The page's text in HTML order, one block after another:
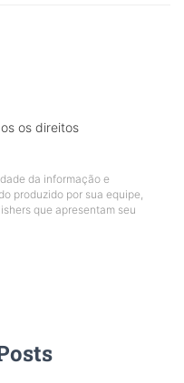
os direitos
da informação e
produzido por sua equipe,
que apresentam seu